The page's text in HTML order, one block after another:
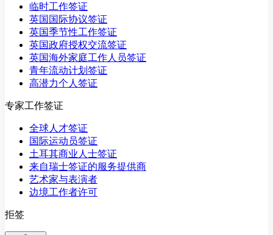
临时工作签证
英国国际协议签证
英国季节性工作签证
英国政府授权交流签证
英国海外家庭工作人员签证
青年流动计划签证
高潜力个人签证
专家工作签证
全球人才签证
国际运动员签证
土耳其商业人士签证
来自瑞士签证的服务提供商
艺术家与表演者
边境工作者许可
拒签